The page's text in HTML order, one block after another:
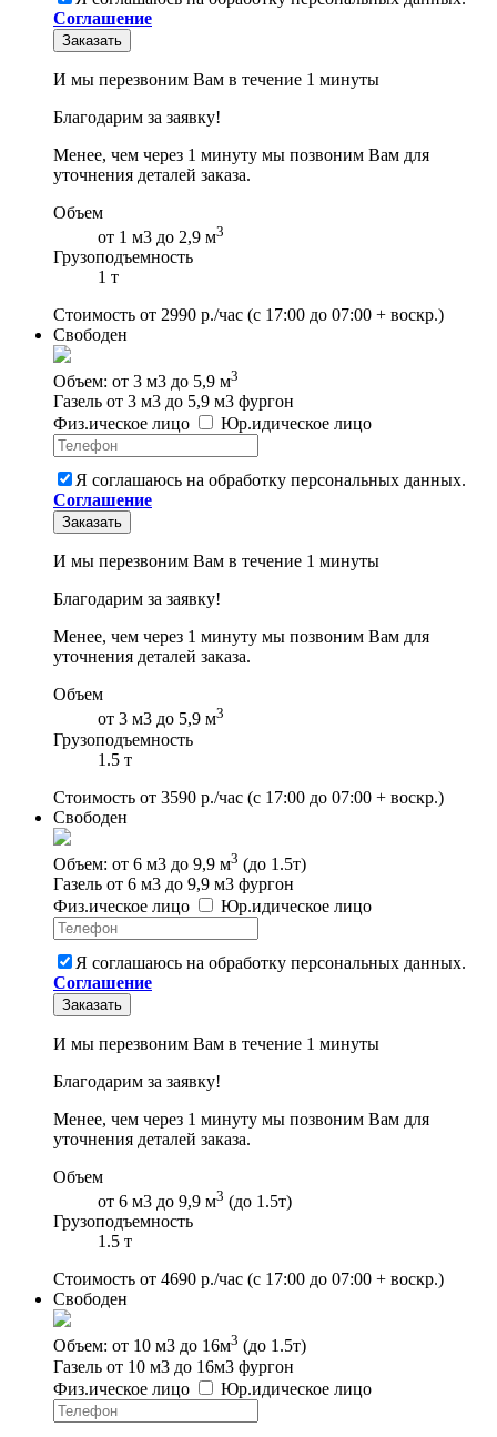
Соглашение
Заказать
И мы перезвоним Вам в течение 1 минуты
Благодарим за заявку!
Менее, чем через 1 минуту мы позвоним Вам для
уточнения деталей заказа.
Объем
от 1 м3 до 2,9 м3
Грузоподъемность
1 т
Стоимость от 2990 р./час (с 17:00 до 07:00 + воскр.)
Свободен
Объем: от 3 м3 до 5,9 м3
Газель от 3 м3 до 5,9 м3 фургон
Физ.ическое лицо Юр.идическое лицо
Я соглашаюсь на обработку персональных данных.
Соглашение
Заказать
И мы перезвоним Вам в течение 1 минуты
Благодарим за заявку!
Менее, чем через 1 минуту мы позвоним Вам для
уточнения деталей заказа.
Объем
от 3 м3 до 5,9 м3
Грузоподъемность
1.5 т
Стоимость от 3590 р./час (с 17:00 до 07:00 + воскр.)
Свободен
Объем: от 6 м3 до 9,9 м3 (до 1.5т)
Газель от 6 м3 до 9,9 м3 фургон
Физ.ическое лицо Юр.идическое лицо
Я соглашаюсь на обработку персональных данных.
Соглашение
Заказать
И мы перезвоним Вам в течение 1 минуты
Благодарим за заявку!
Менее, чем через 1 минуту мы позвоним Вам для
уточнения деталей заказа.
Объем
от 6 м3 до 9,9 м3 (до 1.5т)
Грузоподъемность
1.5 т
Стоимость от 4690 р./час (с 17:00 до 07:00 + воскр.)
Свободен
Объем: от 10 м3 до 16м3 (до 1.5т)
Газель от 10 м3 до 16м3 фургон
Физ.ическое лицо Юр.идическое лицо